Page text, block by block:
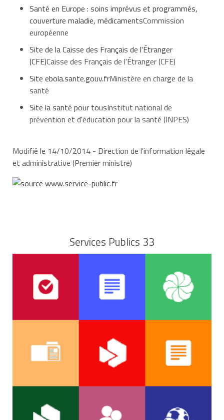
Santé en Europe : soins imprévus et programmés,
couverture maladie, médicamentsCommission
européenne
Site de la Caisse des Français de l'Étranger
(CFE)Caisse des Français de l'Étranger (CFE)
Site ebola.sante.gouv.frMinistère en charge de la
santé
Site la santé pour tousInstitut national de
prévention et d'éducation pour la santé (INPES)
Modifié le 14/10/2014 - Direction de l'information légale
et administrative (Premier ministre)
Services Publics 33